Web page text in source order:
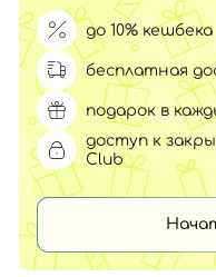
до 10% кешбека
бесплатная
подарок в
доступ к
Club